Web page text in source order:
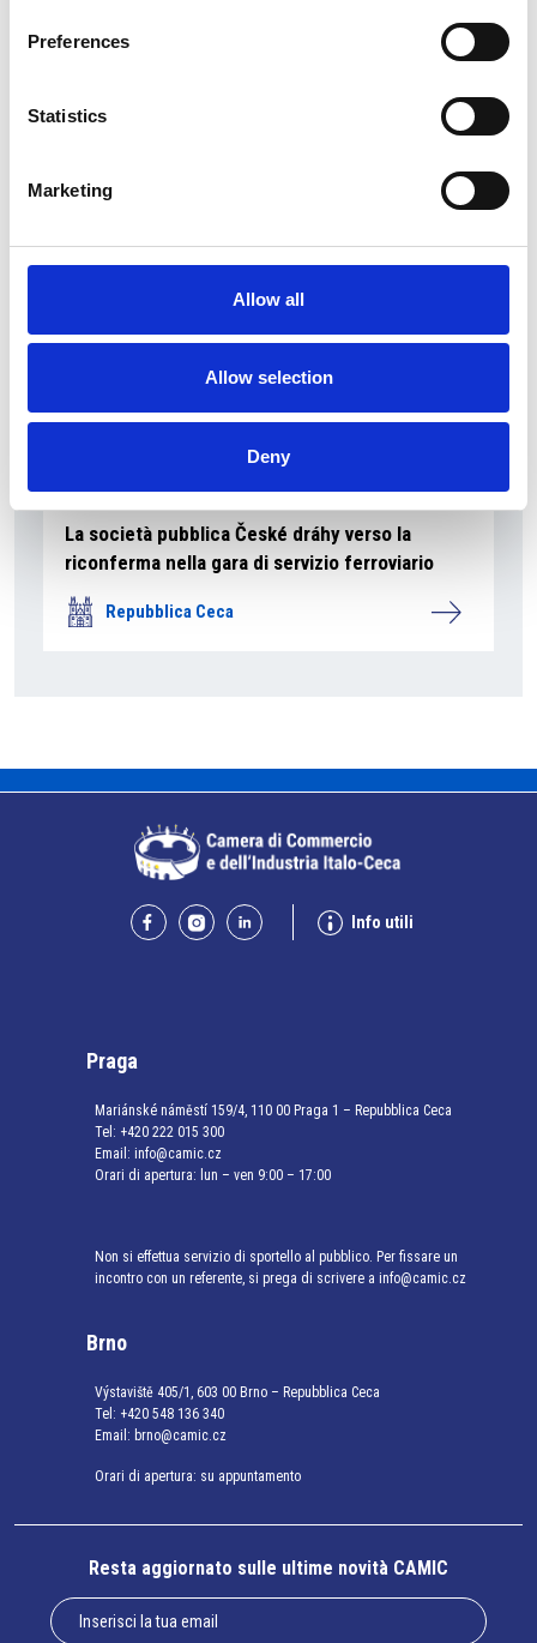
Preferences
Statistics
Marketing
Allow all
Allow selection
Deny
La Škoda avvia la produzione del suo SUV Peaq
La società pubblica České dráhy verso la
riconferma nella gara di servizio ferroviario
Repubblica Ceca
Info utili
Praga
Mariánské náměstí 159/4, 110 00 Praga 1 – Repubblica Ceca
Tel: +420 222 015 300
Email: info@camic.cz
Orari di apertura: lun – ven 9:00 – 17:00
Non si effettua servizio di sportello al pubblico. Per fissare un
incontro con un referente, si prega di scrivere a info@camic.cz
Brno
Výstaviště 405/1, 603 00 Brno – Repubblica Ceca
Tel: +420 548 136 340
Email: brno@camic.cz
Orari di apertura: su appuntamento
Resta aggiornato sulle ultime novità CAMIC